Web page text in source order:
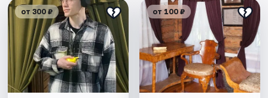
от 300 ₽ от 100 ₽